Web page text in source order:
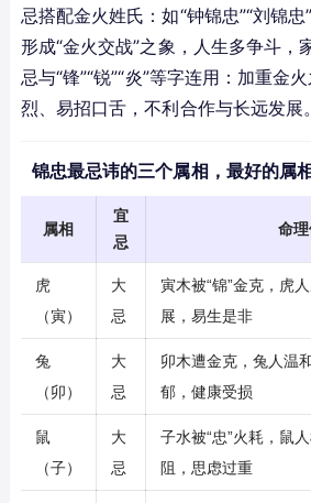
忌搭配金火姓氏：如“钟锦忠”“刘锦忠
形成“金火交战”之象，人生多争斗，
忌与“锋”“锐”“炎”等字连用：加重金
烈、易招口舌，不利合作与长远发展。
锦忠最忌讳的三个属相，最好的属
属相
宜
忌
命
虎
（寅）
大
忌
寅木被“锦”金克，虎
展，易生是非
兔
（卯）
大
忌
卯木遭金克，兔人温
郁，健康受损
鼠
（子）
大
忌
子水被“忠”火耗，鼠
阻，思虑过重